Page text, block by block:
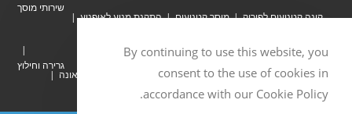
שירותי מוסך
קונה קטנועים לפירוק מוסך קטנועים
התקנת מנוע לאופנוע
גרירה וחילוץ
גרר רכבים חילוץ רכבים חילוץ משאית
חילוץ רכב אחרי תאונה
חילוץ רכבים מהשטח
גרר אופנועים
By continuing to use this website, you
consent to the use of cookies in
accordance with our Cookie Policy.